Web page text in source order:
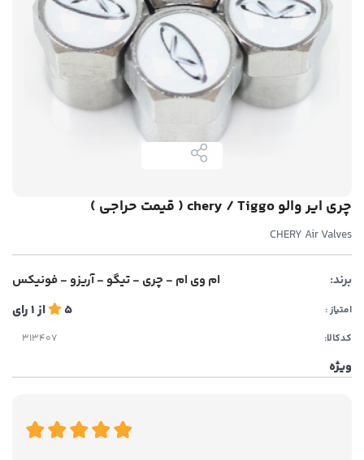
چری ایر والو chery / Tiggo ( قیمت حراجی )
CHERY Air Valves
برند: ام وی ام - چری - تیگو - آریزو - فونیکس
امتیاز : 5 از1رای
کدکالا:
ویژه